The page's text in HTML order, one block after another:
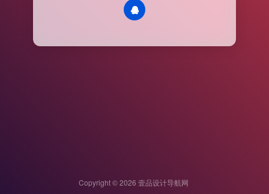
Copyright © 2026 壹品设计导航网